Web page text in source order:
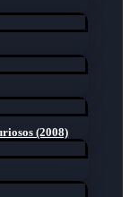
(2008)